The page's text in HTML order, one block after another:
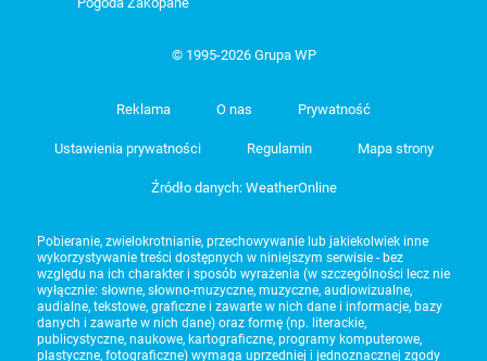
© 1995-2026 Grupa WP
Reklama O nas Prywatność
Ustawienia prywatności Regulamin Mapa strony
Źródło danych: WeatherOnline
Pobieranie, zwielokrotnianie, przechowywanie lub jakiekolwiek inne
wykorzystywanie treści dostępnych w niniejszym serwisie - bez
względu na ich charakter i sposób wyrażenia (w szczególności lecz nie
wyłącznie: słowne, słowno-muzyczne, muzyczne, audiowizualne,
audialne, tekstowe, graficzne i zawarte w nich dane i informacje, bazy
danych i zawarte w nich dane) oraz formę (np. literackie,
publicystyczne, naukowe, kartograficzne, programy komputerowe,
plastyczne, fotograficzne) wymaga uprzedniej i jednoznacznej zgody